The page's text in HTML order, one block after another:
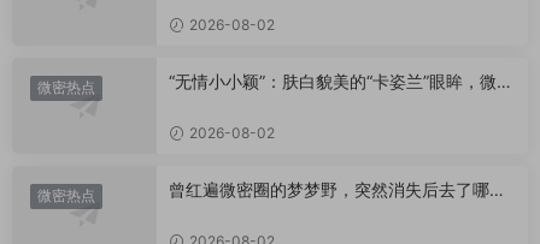
2026-08-02
微密热点
“无情小小颖”：肤白貌美的“卡姿兰”眼眸，微密
2026-08-02
微密热点
曾红遍微密圈的梦梦野，突然消失后去了哪